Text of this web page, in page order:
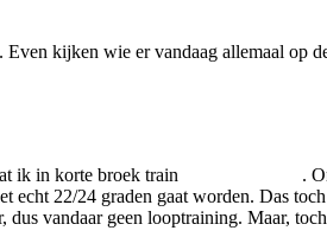
kijken wie er vandaag allemaal
ik in korte broek train
.
echt 22/24 graden gaat worden. Das
vandaar geen looptraining. Maar,